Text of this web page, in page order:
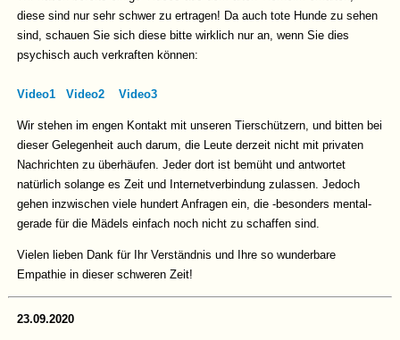
diese sind nur sehr schwer zu ertragen! Da auch tote Hunde zu sehen
sind, schauen Sie sich diese bitte wirklich nur an, wenn Sie dies
psychisch auch verkraften können:
Video1 Video2 Video3
Wir stehen im engen Kontakt mit unseren Tierschützern, und bitten bei
dieser Gelegenheit auch darum, die Leute derzeit nicht mit privaten
Nachrichten zu überhäufen. Jeder dort ist bemüht und antwortet
natürlich solange es Zeit und Internetverbindung zulassen. Jedoch
gehen inzwischen viele hundert Anfragen ein, die -besonders mental-
gerade für die Mädels einfach noch nicht zu schaffen sind.
Vielen lieben Dank für Ihr Verständnis und Ihre so wunderbare
Empathie in dieser schweren Zeit!
23.09.2020